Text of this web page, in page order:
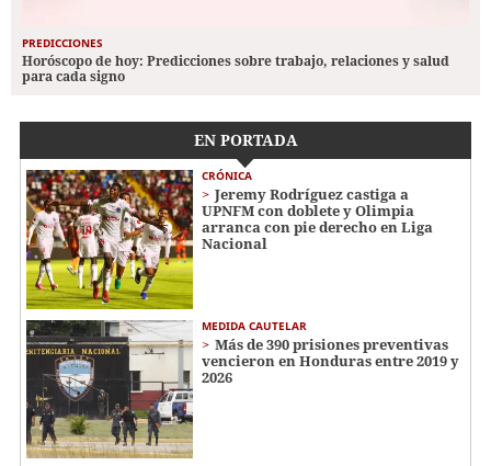
PREDICCIONES
Horóscopo de hoy: Predicciones sobre trabajo, relaciones y salud
para cada signo
EN PORTADA
CRÓNICA
Jeremy Rodríguez castiga a
UPNFM con doblete y Olimpia
arranca con pie derecho en Liga
Nacional
MEDIDA CAUTELAR
Más de 390 prisiones preventivas
vencieron en Honduras entre 2019 y
2026